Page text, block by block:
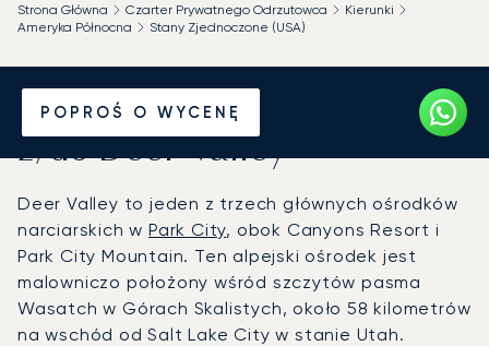
POPROŚ O WYCENĘ
Strona Główna Czarter Prywatnego Odrzutowca
Kierunki
Ameryka Północna
Stany Zjednoczone (USA)
Wynajmij jet prywatny
z/do Deer Valley
Deer Valley to jeden z trzech głównych ośrodków
narciarskich wPark City, obok Canyons Resort i
Park City Mountain. Ten alpejski ośrodek jest
malowniczo położony wśród szczytów pasma
Wasatch w Górach Skalistych, około 58 kilometrów
na wschód od Salt Lake City w stanie Utah.